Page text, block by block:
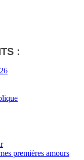
:
premières amours